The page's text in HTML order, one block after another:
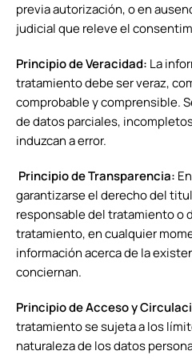
previa autorización, o en
judicial que releve el
Principio de Veracidad: La
tratamiento debe ser veraz,
comprobable y comprensible.
de datos parciales,
induzcan a error.
Principio de Transparencia:
garantizarse el derecho del
responsable del tratamiento o
tratamiento, en cualquier
información acerca de la
conciernan.
Principio de Acceso y
tratamiento se sujeta a los
naturaleza de los datos